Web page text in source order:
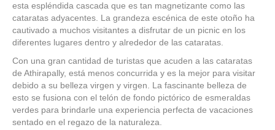
esta espléndida cascada que es tan magnetizante como las
cataratas adyacentes. La grandeza escénica de este otoño ha
cautivado a muchos visitantes a disfrutar de un picnic en los
diferentes lugares dentro y alrededor de las cataratas.
Con una gran cantidad de turistas que acuden a las cataratas
de Athirapally, está menos concurrida y es la mejor para visitar
debido a su belleza virgen y virgen. La fascinante belleza de
esto se fusiona con el telón de fondo pictórico de esmeraldas
verdes para brindarle una experiencia perfecta de vacaciones
sentado en el regazo de la naturaleza.